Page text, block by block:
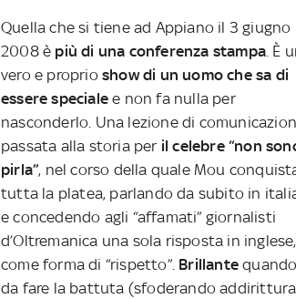
Quella che si tiene ad Appiano il 3 giugno
2008 è più di una conferenza stampa. È
vero e proprio show di un uomo che sa di
essere speciale e non fa nulla per
nasconderlo. Una lezione di
passata alla storia per il celebre “non
pirla”, nel corso della quale Mou
tutta la platea, parlando da subito in
e concedendo agli “affamati” giornalisti
d’Oltremanica una sola risposta in inglese,
come forma di “rispetto”. Brillante quando
da fare la battuta (sfoderando